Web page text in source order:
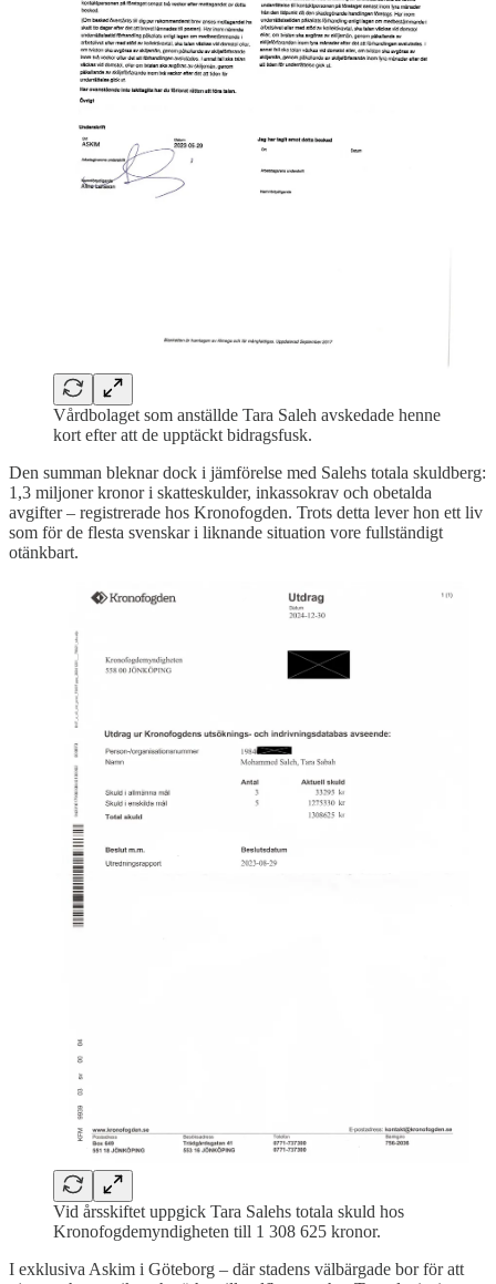
Vårdbolaget som anställde Tara Saleh avskedade henne
kort efter att de upptäckt bidragsfusk.
Den summan bleknar dock i jämförelse med Salehs totala skuldberg:
1,3 miljoner kronor i skatteskulder, inkassokrav och obetalda
avgifter – registrerade hos Kronofogden. Trots detta lever hon ett liv
som för de flesta svenskar i liknande situation vore fullständigt
otänkbart.
Vid årsskiftet uppgick Tara Salehs totala skuld hos
Kronofogdemyndigheten till 1 308 625 kronor.
I exklusiva Askim i Göteborg – där stadens välbärgade bor för att